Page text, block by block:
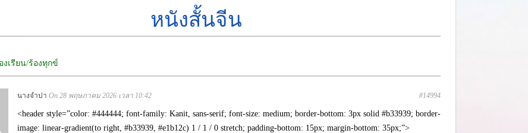
หนังสั้นจีน
งเรียน/ร้องทุกข์
นางจำปา On 28 พฤษภาคม 2026 เวลา 10:42 #14994
<header style=”color: #444444; font-family: Kanit, sans-serif; font-size: medium; border-bottom: 3px solid #b33939; border-
image: linear-gradient(to right, #b33939, #e1b12c) 1 / 1 / 0 stretch; padding-bottom: 15px; margin-bottom: 35px;”>